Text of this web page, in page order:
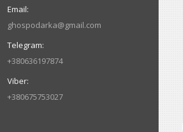
ghospodarka@gmail.com
+380636197874
+380675753027